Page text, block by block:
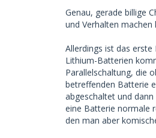
Beim Aufladen
die Ladespannung
Eine Batterie
Ladestrom fließt,
Einzeln
Hat jemand eine
Genau, gerade billige
und Verhalten machen
Allerdings ist das
Lithium-Batterien
Parallelschaltung, die
betreffenden Batterie
abgeschaltet und
eine Batterie normale
den man aber